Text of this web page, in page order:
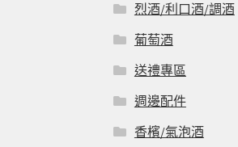
烈酒/利口酒/調酒
葡萄酒
送禮專區
週邊配件
香檳/氣泡酒